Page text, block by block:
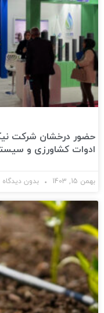
حضور درخشان شرکت
ادوات کشاورزی و
بهمن 15, 1403 بدون دیدگاه